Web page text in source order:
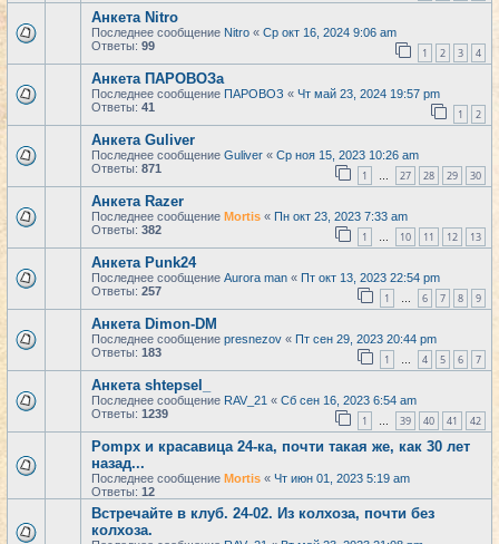
Анкета Nitro
Последнее сообщение Nitro « Ср окт 16, 2024 9:06 am
Ответы: 99 1 2 3 4
Анкета ПАРОВОЗа
Последнее сообщение ПАРОВОЗ « Чт май 23, 2024 19:57 pm
Ответы: 41 1 2
Анкета Guliver
Последнее сообщение Guliver « Ср ноя 15, 2023 10:26 am
Ответы: 871 1 … 27 28 29 30
Анкета Razer
Последнее сообщение Mortis « Пн окт 23, 2023 7:33 am
Ответы: 382 1 … 10 11 12 13
Анкета Punk24
Последнее сообщение Aurora man « Пт окт 13, 2023 22:54 pm
Ответы: 257 1 … 6 7 8 9
Анкета Dimon-DM
Последнее сообщение presnezov « Пт сен 29, 2023 20:44 pm
Ответы: 183 1 … 4 5 6 7
Анкета shtepsel_
Последнее сообщение RAV_21 « Сб сен 16, 2023 6:54 am
Ответы: 1239 1 … 39 40 41 42
Pompx и красавица 24-ка, почти такая же, как 30 лет
назад...
Последнее сообщение Mortis « Чт июн 01, 2023 5:19 am
Ответы: 12
Встречайте в клуб. 24-02. Из колхоза, почти без
колхоза.